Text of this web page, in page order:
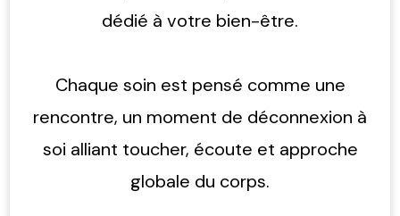
dédié à votre bien-être.
Chaque soin est pensé comme une
rencontre, un moment de déconnexion à
soi alliant toucher, écoute et approche
globale du corps.